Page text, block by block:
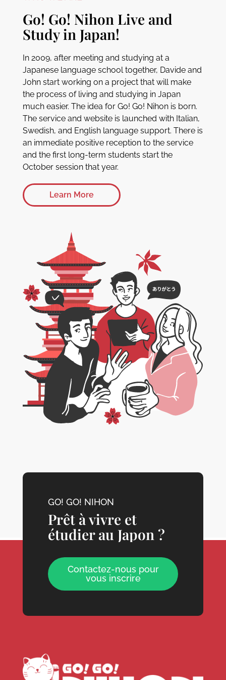
Go! Go! Nihon Live and
Study in Japan!
In 2009, after meeting and studying at a
Japanese language school together, Davide and
John start working on a project that will make
the process of living and studying in Japan
much easier. The idea for Go! Go! Nihon is born.
The service and website is launched with Italian,
Swedish, and English language support. There is
an immediate positive reception to the service
and the first long-term students start the
October session that year.
Learn More
GO! GO! NIHON
Prêt à vivre et
étudier au Japon ?
Contactez-nous pour
vous inscrire